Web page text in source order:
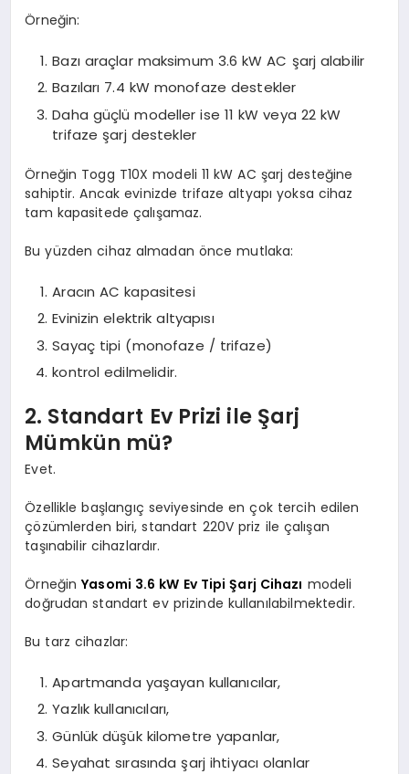
Örneğin:
Bazı araçlar maksimum 3.6 kW AC şarj alabilir
Bazıları 7.4 kW monofaze destekler
Daha güçlü modeller ise 11 kW veya 22 kW
trifaze şarj destekler
Örneğin Togg T10X modeli 11 kW AC şarj desteğine
sahiptir. Ancak evinizde trifaze altyapı yoksa cihaz
tam kapasitede çalışamaz.
Bu yüzden cihaz almadan önce mutlaka:
Aracın AC kapasitesi
Evinizin elektrik altyapısı
Sayaç tipi (monofaze / trifaze)
kontrol edilmelidir.
2. Standart Ev Prizi ile Şarj
Mümkün mü?
Evet.
Özellikle başlangıç seviyesinde en çok tercih edilen
çözümlerden biri, standart 220V priz ile çalışan
taşınabilir cihazlardır.
ÖrneğinYasomi 3.6 kW Ev Tipi Şarj Cihazı modeli
doğrudan standart ev prizinde kullanılabilmektedir.
Bu tarz cihazlar:
Apartmanda yaşayan kullanıcılar,
Yazlık kullanıcıları,
Günlük düşük kilometre yapanlar,
Seyahat sırasında şarj ihtiyacı olanlar